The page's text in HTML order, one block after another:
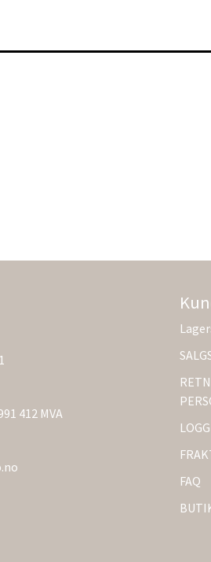
412 MVA
FAQ